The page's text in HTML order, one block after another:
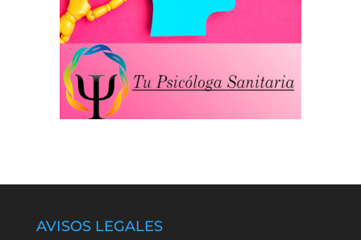
AVISOS LEGALES